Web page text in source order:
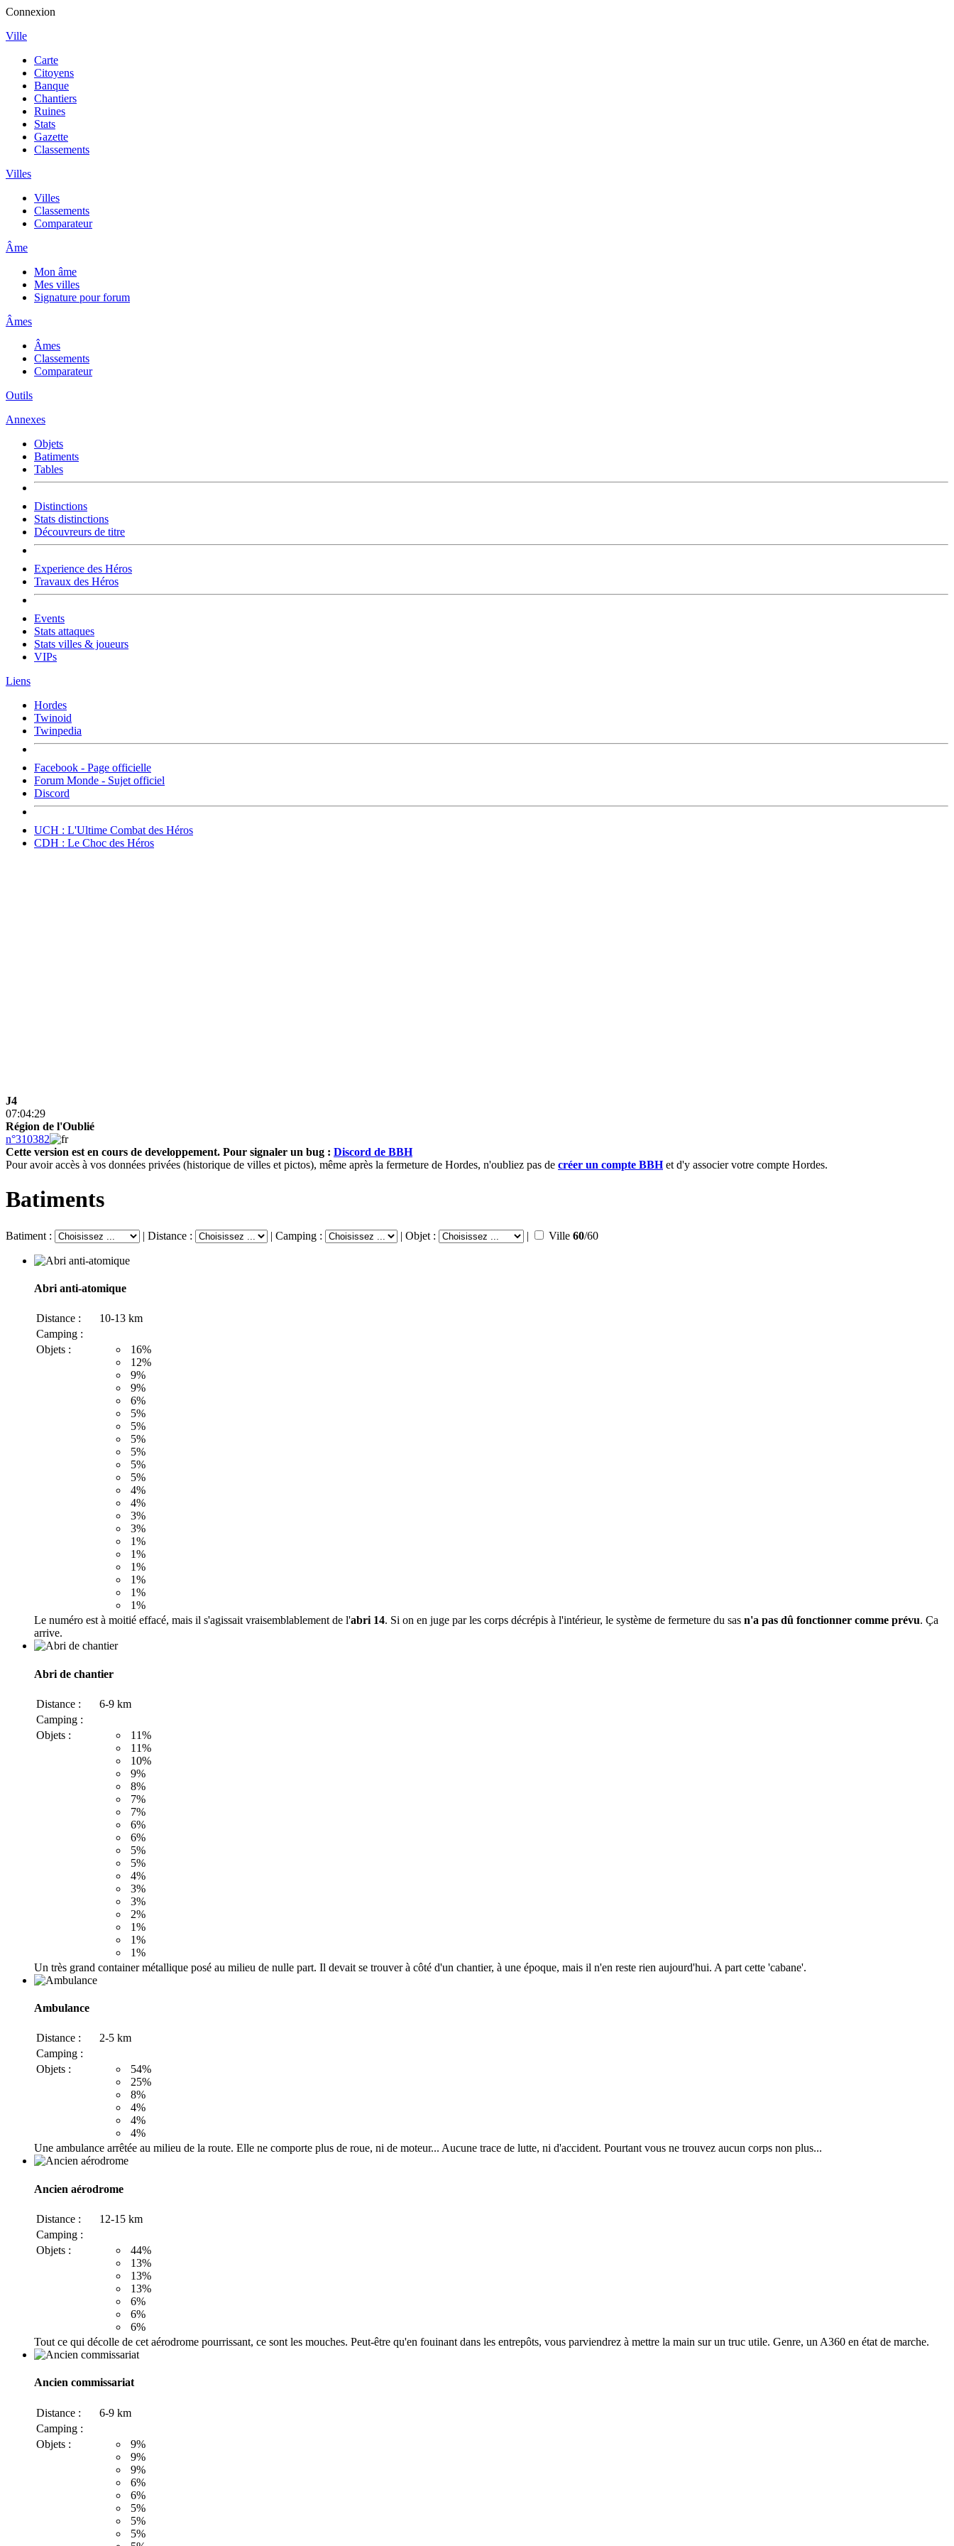
Connexion
Ville
Carte
Citoyens
Banque
Chantiers
Ruines
Stats
Gazette
Classements
Villes
Villes
Classements
Comparateur
Âme
Mon âme
Mes villes
Signature pour forum
Âmes
Âmes
Classements
Comparateur
Outils
Annexes
Objets
Batiments
Tables
Distinctions
Stats distinctions
Découvreurs de titre
Experience des Héros
Travaux des Héros
Events
Stats attaques
Stats villes & joueurs
VIPs
Liens
Hordes
Twinoid
Twinpedia
Facebook - Page officielle
Forum Monde - Sujet officiel
Discord
UCH : L'Ultime Combat des Héros
CDH : Le Choc des Héros
J4
07:04:29
Région de l'Oublié
n°310382
Cette version est en cours de developpement. Pour signaler un bug : Discord de BBH
Pour avoir accès à vos données privées (historique de villes et pictos), même après la fermeture de Hordes, n'oubliez pas de créer un compte BBHet d'y associer votre compte Hordes.
Batiments
Batiment : | Distance : | Camping : | Objet : | Ville 60/60
Abri anti-atomique
Distance :
10-13 km
Camping :
Objets :
16%
12%
9%
9%
6%
5%
5%
5%
5%
5%
5%
4%
4%
3%
3%
1%
1%
1%
1%
1%
1%
Le numéro est à moitié effacé, mais il s'agissait vraisemblablement de l'abri 14. Si on en juge par les corps décrépis à l'intérieur, le système de fermeture du sas n'a pas dû fonctionner comme prévu. Ça
arrive.
Abri de chantier
Distance :
6-9 km
Camping :
Objets :
11%
11%
10%
9%
8%
7%
7%
6%
6%
5%
5%
4%
3%
3%
2%
1%
1%
1%
Un très grand container métallique posé au milieu de nulle part. Il devait se trouver à côté d'un chantier, à une époque, mais il n'en reste rien aujourd'hui. A part cette 'cabane'.
Ambulance
Distance :
2-5 km
Camping :
Objets :
54%
25%
8%
4%
4%
4%
Une ambulance arrêtée au milieu de la route. Elle ne comporte plus de roue, ni de moteur... Aucune trace de lutte, ni d'accident. Pourtant vous ne trouvez aucun corps non plus...
Ancien aérodrome
Distance :
12-15 km
Camping :
Objets :
44%
13%
13%
13%
6%
6%
6%
Tout ce qui décolle de cet aérodrome pourrissant, ce sont les mouches. Peut-être qu'en fouinant dans les entrepôts, vous parviendrez à mettre la main sur un truc utile. Genre, un A360 en état de marche.
Ancien commissariat
Distance :
6-9 km
Camping :
Objets :
9%
9%
9%
6%
6%
5%
5%
5%